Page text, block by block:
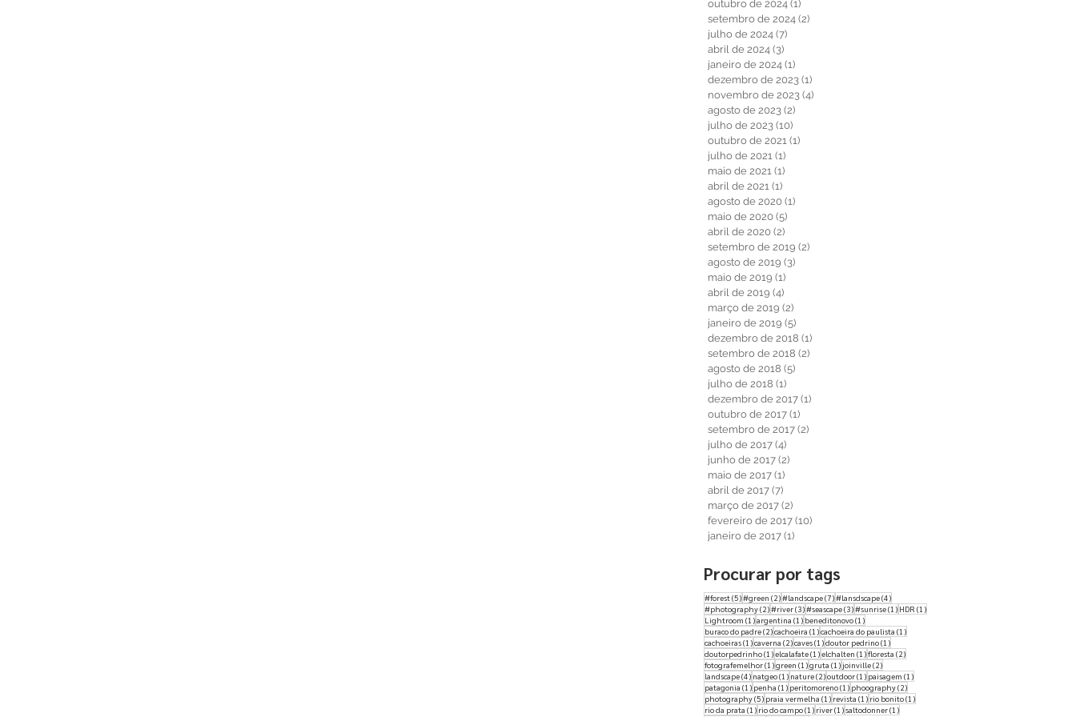
outubro de 2024 (1)
setembro de 2024 (2)
julho de 2024 (7)
abril de 2024 (3)
janeiro de 2024 (1)
dezembro de 2023 (1)
novembro de 2023 (4)
agosto de 2023 (2)
julho de 2023 (10)
outubro de 2021 (1)
julho de 2021 (1)
maio de 2021 (1)
abril de 2021 (1)
agosto de 2020 (1)
maio de 2020 (5)
abril de 2020 (2)
setembro de 2019 (2)
agosto de 2019 (3)
maio de 2019 (1)
abril de 2019 (4)
março de 2019 (2)
janeiro de 2019 (5)
dezembro de 2018 (1)
setembro de 2018 (2)
agosto de 2018 (5)
julho de 2018 (1)
dezembro de 2017 (1)
outubro de 2017 (1)
setembro de 2017 (2)
julho de 2017 (4)
junho de 2017 (2)
maio de 2017 (1)
abril de 2017 (7)
março de 2017 (2)
fevereiro de 2017 (10)
janeiro de 2017 (1)
Procurar por tags
#forest(5)5 posts
#green (2)2 posts
#landscape(7)7 posts
#lansdscape(4)4 posts
#photography(2)2 posts
#river(3)3 posts
#seascape(3)3 posts
#sunrise(1)1 post
HDR (1)1 post
Lightroom (1)1 post
argentina (1)1 post
beneditonovo(1)1 post
buraco do padre(2)2 posts
cachoeira (1)1 post
cachoeira do paulista (1)1 post
cachoeiras(1)1 post
caverna (2)2 posts
caves(1)1 post
doutor pedrino(1)1 post
doutorpedrinho(1)1 post
elcalafate(1)1 post
elchalten (1)1 post
floresta (2)2 posts
fotografemelhor(1)1 post
green (1)1 post
gruta (1)1 post
joinville(2)2 posts
landscape(4)4 posts
natgeo(1)1 post
nature(2)2 posts
outdoor(1)1 post
paisagem (1)1 post
patagonia (1)1 post
penha (1)1 post
peritomoreno(1)1 post
phoography(2)2 posts
photography(5)5 posts
praia vermelha (1)1 post
revista (1)1 post
rio bonito(1)1 post
rio da prata (1)1 post
rio do campo(1)1 post
river(1)1 post
saltodonner(1)1 post